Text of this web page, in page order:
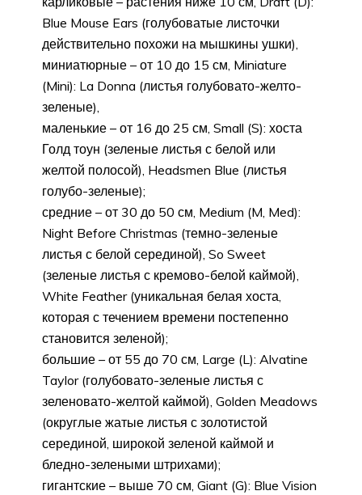
Blue Mouse Ears (голубоватые листочки
действительно похожи на мышкины ушки),
миниатюрные – от 10 до 15 см, Miniature
(Mini): La Donna (листья голубовато-желто-
зеленые),
маленькие – от 16 до 25 см, Small (S): хоста
Голд тоун (зеленые листья с белой или
желтой полосой), Headsmen Blue (листья
голубо-зеленые);
средние – от 30 до 50 см, Medium (M, Med):
Night Before Christmas (темно-зеленые
листья с белой серединой), So Sweet
(зеленые листья с кремово-белой каймой),
White Feather (уникальная белая хоста,
которая с течением времени постепенно
становится зеленой);
большие – от 55 до 70 см, Large (L): Alvatine
Taylor (голубовато-зеленые листья с
зеленовато-желтой каймой), Golden Meadows
(округлые жатые листья с золотистой
серединой, широкой зеленой каймой и
бледно-зелеными штрихами);
гигантские – выше 70 см, Giant (G): Blue Vision